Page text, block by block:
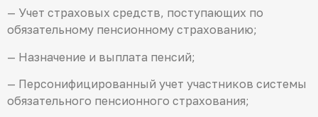
— Учет страховых средств, поступающих по
обязательному пенсионному страхованию;
— Назначение и выплата пенсий;
— Персонифицированный учет участников системы
обязательного пенсионного страхования;